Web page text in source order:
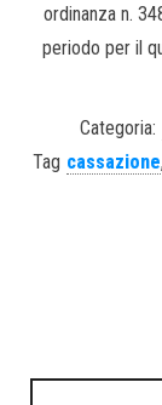
ordinanza n.
periodo per il
Categoria:
Tag cassazione,